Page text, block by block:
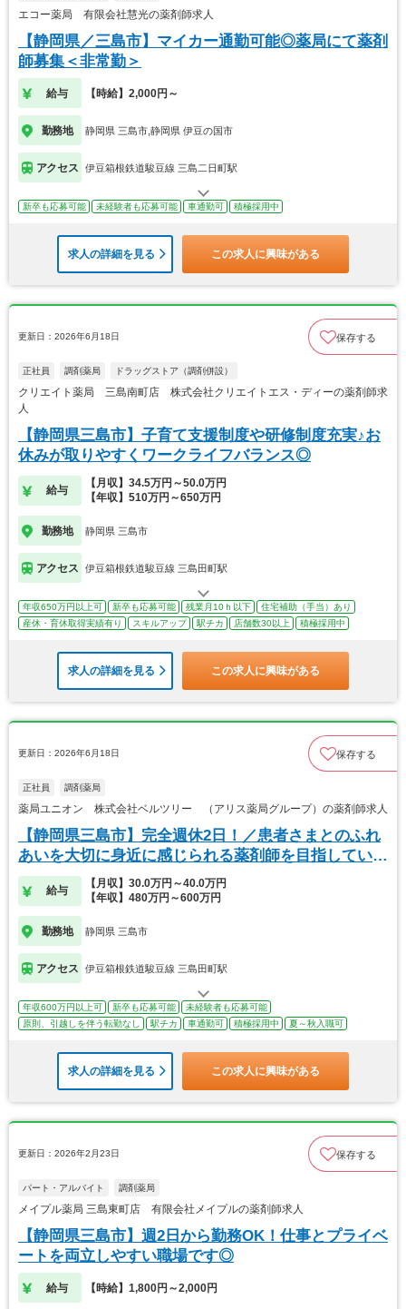
エコー薬局 有限会社慧光の薬剤師求人
【静岡県／三島市】マイカー通勤可能◎薬局にて薬剤
師募集＜非常勤＞
給与 【時給】2,000円～
勤務地 静岡県 三島市,静岡県 伊豆の国市
アクセス 伊豆箱根鉄道駿豆線 三島二日町駅
新卒も応募可能 未経験者も応募可能 車通勤可 積極採用中
求人の詳細を見る この求人に興味がある
更新日：2026年6月18日 保存する
正社員 調剤薬局 ドラッグストア（調剤併設）
クリエイト薬局 三島南町店 株式会社クリエイトエス・ディーの薬剤師求
人
【静岡県三島市】子育て支援制度や研修制度充実♪お
休みが取りやすくワークライフバランス◎
給与
【月収】34.5万円～50.0万円
【年収】510万円～650万円
勤務地 静岡県 三島市
アクセス 伊豆箱根鉄道駿豆線 三島田町駅
年収650万円以上可 新卒も応募可能 残業月10ｈ以下
住宅補助（手当）あり
産休・育休取得実績有り
スキルアップ 駅チカ 店舗数30以上 積極採用中
求人の詳細を見る この求人に興味がある
更新日：2026年6月18日 保存する
正社員 調剤薬局
薬局ユニオン 株式会社ベルツリー （アリス薬局グループ）の薬剤師求人
【静岡県三島市】完全週休2日！／患者さまとのふれ
あいを大切に身近に感じられる薬剤師を目指していま
す。
給与
【月収】30.0万円～40.0万円
【年収】480万円～600万円
勤務地 静岡県 三島市
アクセス 伊豆箱根鉄道駿豆線 三島田町駅
年収600万円以上可 新卒も応募可能
未経験者も応募可能
原則、引越しを伴う転勤なし
駅チカ 車通勤可 積極採用中 夏～秋入職可
求人の詳細を見る この求人に興味がある
更新日：2026年2月23日 保存する
パート・アルバイト 調剤薬局
メイプル薬局 三島東町店 有限会社メイプルの薬剤師求人
【静岡県三島市】週2日から勤務OK！仕事とプライベ
ートを両立しやすい職場です◎
給与 【時給】1,800円～2,000円